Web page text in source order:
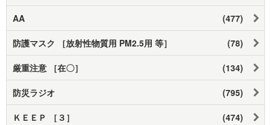
AA (477)
防護マスク ［放射性物質用 PM2.5用 等］ (78)
厳重注意 ［在〇］ (134)
防災ラジオ (795)
ＫＥＥＰ ［３］ (474)